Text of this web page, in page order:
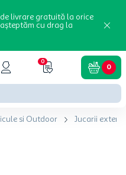
livrare gratuită la orice
cu drag la
0
0
si Outdoor Jucarii